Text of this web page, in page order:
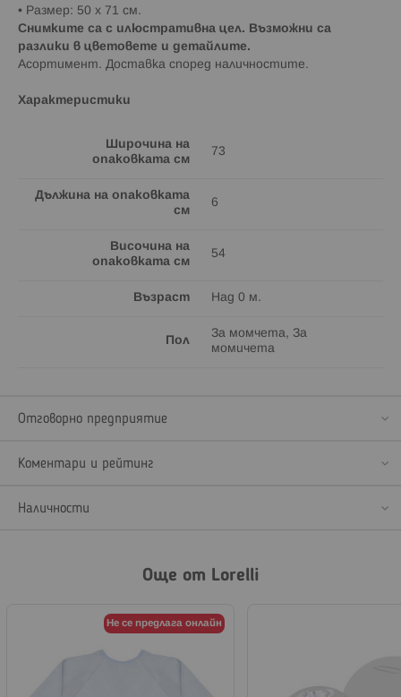
• Размер: 50 х 71 см.
Снимките са с илюстративна цел. Възможни са
разлики в цветовете и детайлите.
Асортимент. Доставка според наличностите.
Характеристики
Широчина на
опаковката см
73
Дължина на опаковката
см
6
Височина на
опаковката см
54
Възраст Над 0 м.
Пол
За момчета, За
момичета
Отговорно предприятие
Коментари и рейтинг
Наличности
Още от Lorelli
Не се предлага онлайн